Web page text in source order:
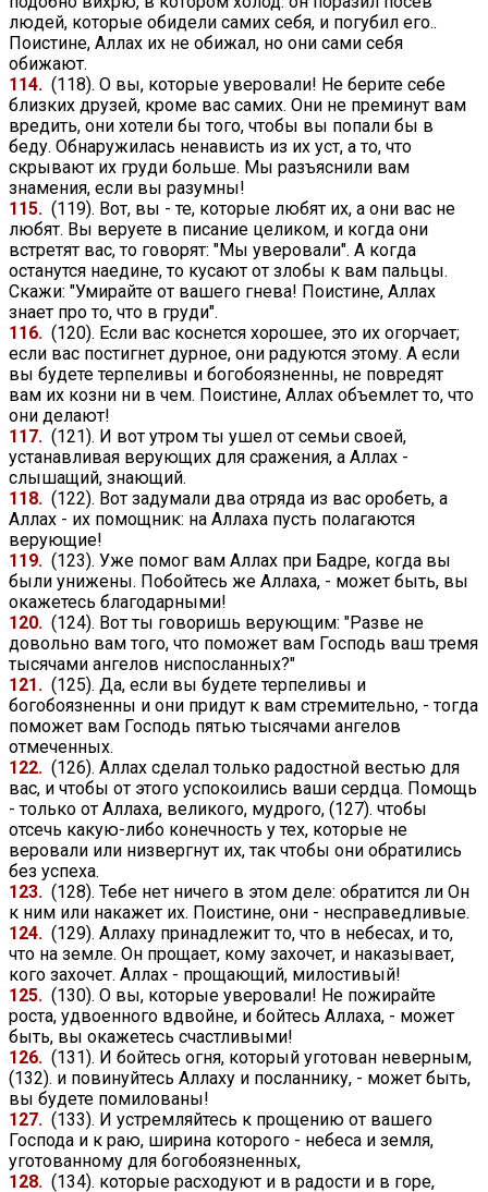
людей, которые обидели самих себя, и погубил его..
Поистине, Аллах их не обижал, но они сами себя
обижают.
114. (118). О вы, которые уверовали! Не берите себе
близких друзей, кроме вас самих. Они не преминут вам
вредить, они хотели бы того, чтобы вы попали бы в
беду. Обнаружилась ненависть из их уст, а то, что
скрывают их груди больше. Мы разъяснили вам
знамения, если вы разумны!
115. (119). Вот, вы - те, которые любят их, а они вас не
любят. Вы веруете в писание целиком, и когда они
встретят вас, то говорят: "Мы уверовали". А когда
останутся наедине, то кусают от злобы к вам пальцы.
Скажи: "Умирайте от вашего гнева! Поистине, Аллах
знает про то, что в груди".
116. (120). Если вас коснется хорошее, это их огорчает;
если вас постигнет дурное, они радуются этому. А если
вы будете терпеливы и богобоязненны, не повредят
вам их козни ни в чем. Поистине, Аллах объемлет то, что
они делают!
117. (121). И вот утром ты ушел от семьи своей,
устанавливая верующих для сражения, а Аллах -
слышащий, знающий.
118. (122). Вот задумали два отряда из вас оробеть, а
Аллах - их помощник: на Аллаха пусть полагаются
верующие!
119. (123). Уже помог вам Аллах при Бадре, когда вы
были унижены. Побойтесь же Аллаха, - может быть, вы
окажетесь благодарными!
120. (124). Вот ты говоришь верующим: "Разве не
довольно вам того, что поможет вам Господь ваш тремя
тысячами ангелов ниспосланных?"
121. (125). Да, если вы будете терпеливы и
богобоязненны и они придут к вам стремительно, - тогда
поможет вам Господь пятью тысячами ангелов
отмеченных.
122. (126). Аллах сделал только радостной вестью для
вас, и чтобы от этого успокоились ваши сердца. Помощь
- только от Аллаха, великого, мудрого, (127). чтобы
отсечь какую-либо конечность у тех, которые не
веровали или низвергнут их, так чтобы они обратились
без успеха.
123. (128). Тебе нет ничего в этом деле: обратится ли Он
к ним или накажет их. Поистине, они - несправедливые.
124. (129). Аллаху принадлежит то, что в небесах, и то,
что на земле. Он прощает, кому захочет, и наказывает,
кого захочет. Аллах - прощающий, милостивый!
125. (130). О вы, которые уверовали! Не пожирайте
роста, удвоенного вдвойне, и бойтесь Аллаха, - может
быть, вы окажетесь счастливыми!
126. (131). И бойтесь огня, который уготован неверным,
(132). и повинуйтесь Аллаху и посланнику, - может быть,
вы будете помилованы!
127. (133). И устремляйтесь к прощению от вашего
Господа и к раю, ширина которого - небеса и земля,
уготованному для богобоязненных,
128. (134). которые расходуют и в радости и в горе,